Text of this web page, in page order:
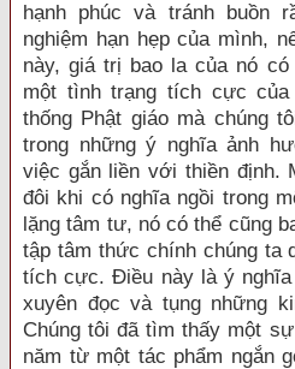
hạnh phúc và tránh buồn
nghiệm hạn hẹp của mình,
này, giá trị bao la của nó
một tình trạng tích cực
thống Phật giáo mà chúng
trong những ý nghĩa ảnh
việc gắn liền với thiền định.
đôi khi có nghĩa ngồi trong
lặng tâm tư, nó có thể cũng
tập tâm thức chính chúng ta
tích cực. Điều này là ý
xuyên đọc và tụng những
Chúng tôi đã tìm thấy một
năm từ một tác phẩm ngắn